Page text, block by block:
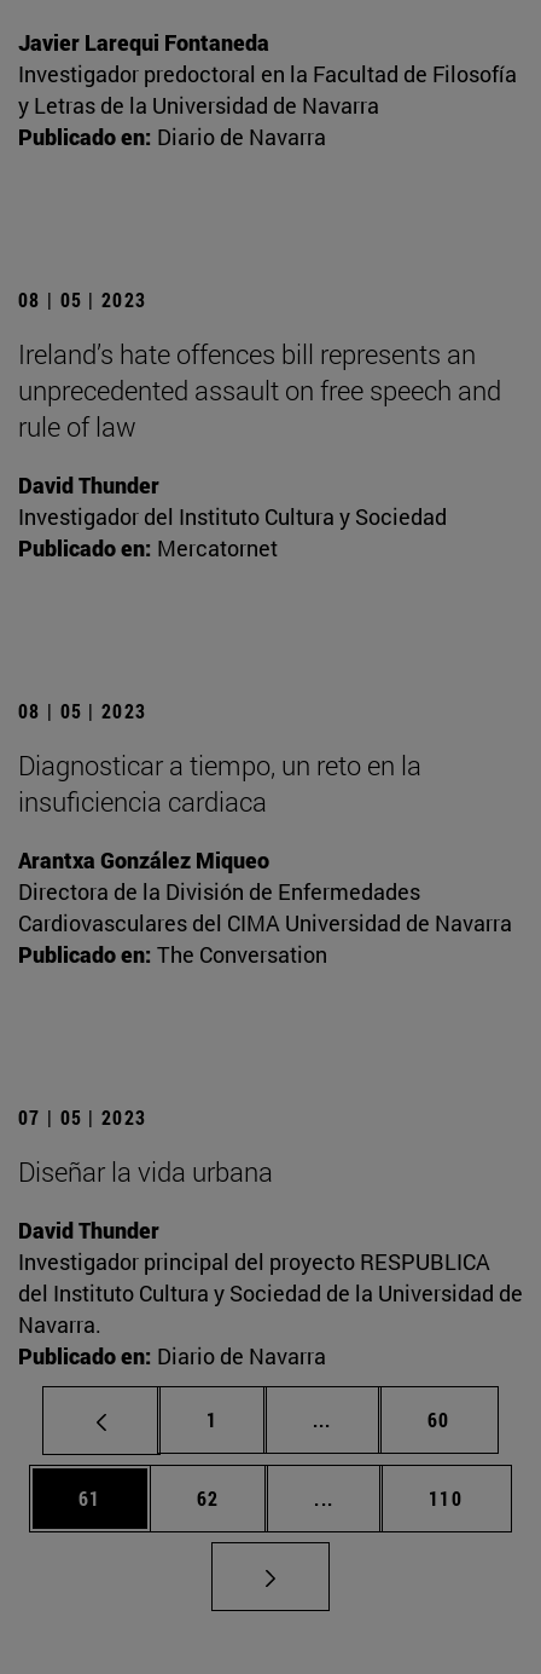
Javier Larequi Fontaneda
Investigador predoctoral en la Facultad de Filosofía
y Letras de la Universidad de Navarra
Publicado en: Diario de Navarra
08 | 05 | 2023
Ireland’s hate offences bill represents an
unprecedented assault on free speech and
rule of law
David Thunder
Investigador del Instituto Cultura y Sociedad
Publicado en: Mercatornet
08 | 05 | 2023
Diagnosticar a tiempo, un reto en la
insuficiencia cardiaca
Arantxa González Miqueo
Directora de la División de Enfermedades
Cardiovasculares del CIMA Universidad de Navarra
Publicado en: The Conversation
07 | 05 | 2023
Diseñar la vida urbana
David Thunder
Investigador principal del proyecto RESPUBLICA
del Instituto Cultura y Sociedad de la Universidad de
Navarra.
Publicado en: Diario de Navarra
Página
1 ... Páginas intermedias
Página
60
Página
61 Página
62 ... Páginas intermedias
Página
110